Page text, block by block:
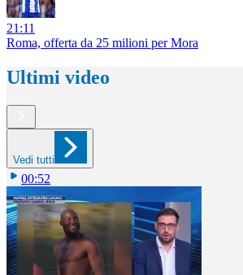
21:11
Roma, offerta da 25 milioni per Mora
Ultimi video
Vedi tutti
00:52